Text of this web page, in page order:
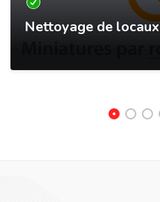
Nettoyage de locaux